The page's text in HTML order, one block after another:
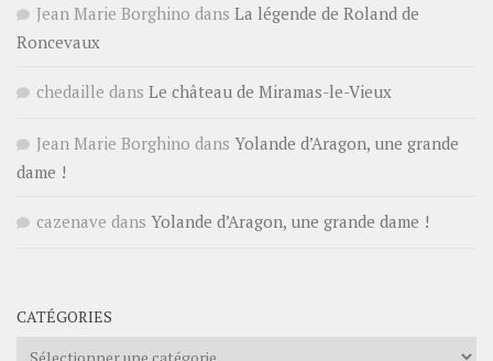
Jean Marie Borghino dans La légende de Roland de
Roncevaux
chedaille dans Le château de Miramas-le-Vieux
Jean Marie Borghino dans Yolande d’Aragon, une grande
dame !
cazenave dans Yolande d’Aragon, une grande dame !
CATÉGORIES
Catégories